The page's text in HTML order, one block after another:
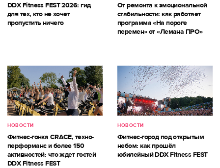
DDX Fitness FEST 2026: гид
для тех, кто не хочет
пропустить ничего
От ремонта к эмоциональной
стабильности: как работает
программа «На пороге
перемен» от «Лемана ПРО»
НОВОСТИ
Фитнес-гонка CRACE, техно-
перформанс и более 150
активностей: что ждет гостей
DDX Fitness FEST
НОВОСТИ
Фитнес-город под открытым
небом: как прошёл
юбилейный DDX Fitness FEST